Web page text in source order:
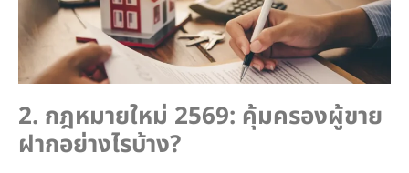
2. กฎหมายใหม่ 2569: คุ้มครองผู้ขาย
ฝากอย่างไรบ้าง?